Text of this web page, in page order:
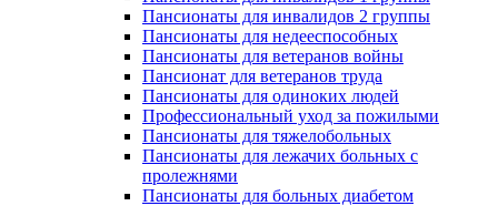
Пансионаты для инвалидов 2 группы
Пансионаты для недееспособных
Пансионаты для ветеранов войны
Пансионат для ветеранов труда
Пансионаты для одиноких людей
Профессиональный уход за пожилыми
Пансионаты для тяжелобольных
Пансионаты для лежачих больных с
пролежнями
Пансионаты для больных диабетом